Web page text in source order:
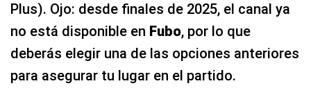
Plus). Ojo: desde finales de 2025, el canal ya
no está disponible en Fubo, por lo que
deberás elegir una de las opciones anteriores
para asegurar tu lugar en el partido.